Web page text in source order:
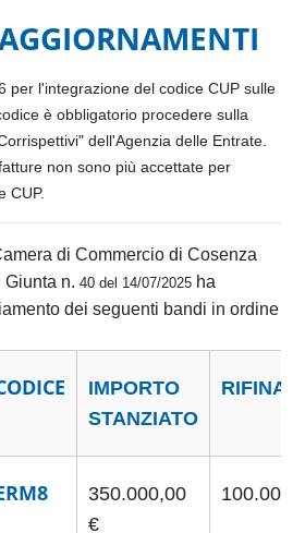
per l'integrazione del codice CUP sulle
è obbligatorio procedere sulla
dell'Agenzia delle Entrate.
non sono più accettate per
CUP.
di Commercio di Cosenza
Giunta n.40 del 14/07/2025 ha
dei seguenti bandi in ordine
IMPORTO
STANZIATO
350.000,00
€